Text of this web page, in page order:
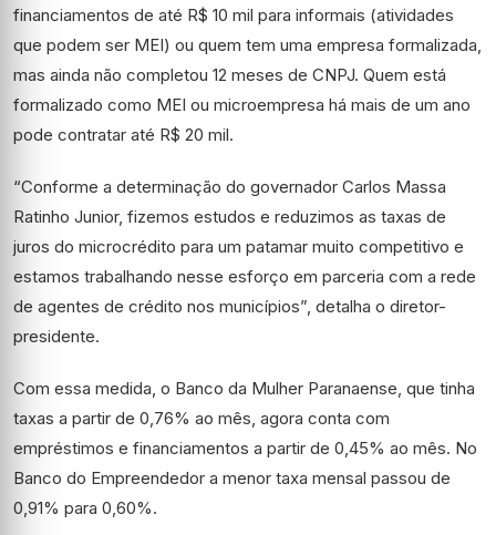
financiamentos de até R$ 10 mil para informais (atividades
que podem ser MEI) ou quem tem uma empresa formalizada,
mas ainda não completou 12 meses de CNPJ. Quem está
formalizado como MEI ou microempresa há mais de um ano
pode contratar até R$ 20 mil.
“Conforme a determinação do governador Carlos Massa
Ratinho Junior, fizemos estudos e reduzimos as taxas de
juros do microcrédito para um patamar muito competitivo e
estamos trabalhando nesse esforço em parceria com a rede
de agentes de crédito nos municípios”, detalha o diretor-
presidente.
Com essa medida, o Banco da Mulher Paranaense, que tinha
taxas a partir de 0,76% ao mês, agora conta com
empréstimos e financiamentos a partir de 0,45% ao mês. No
Banco do Empreendedor a menor taxa mensal passou de
0,91% para 0,60%.